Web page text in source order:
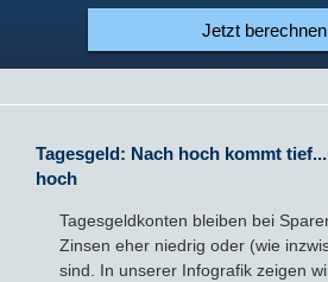
Jetzt
Tagesgeld: Nach hoch kommt
hoch
Tagesgeldkonten bleiben bei
Zinsen eher niedrig oder (wie
sind. In unserer Infografik zeigen